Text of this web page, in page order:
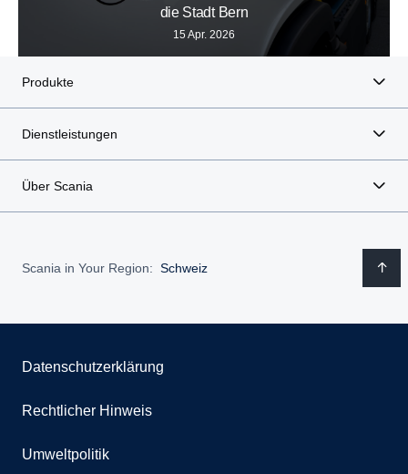
die Stadt Bern
15 Apr. 2026
Produkte
Dienstleistungen
Über Scania
Scania in Your Region: Schweiz
Datenschutzerklärung
Rechtlicher Hinweis
Umweltpolitik